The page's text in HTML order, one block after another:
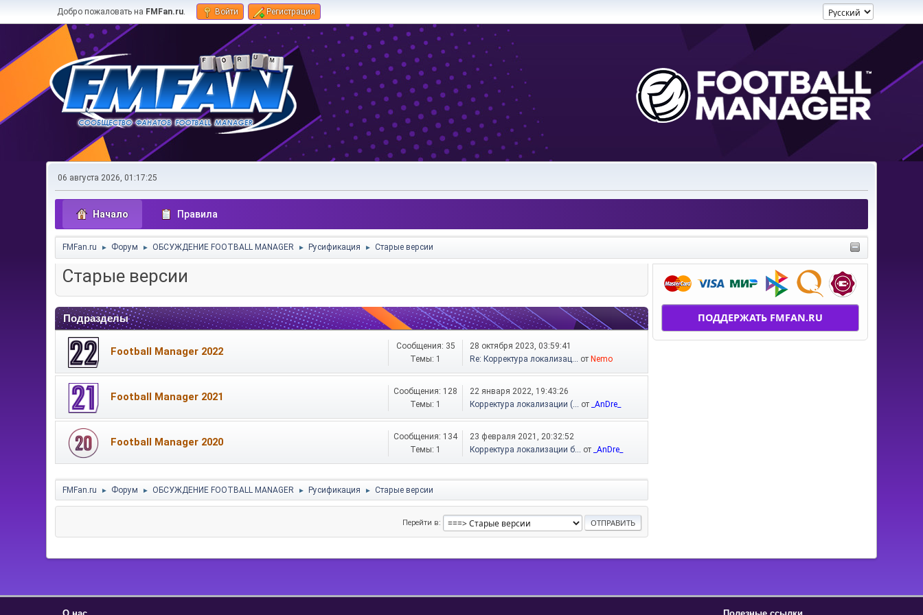
Добро пожаловать на FMFan.ru. Войти Регистрация
06 августа 2026, 01:17:25
Начало Правила
FMFan.ru ► Форум ► ОБСУЖДЕНИЕ FOOTBALL MANAGER ► Русификация ► Старые версии
ПОДДЕРЖАТЬ FMFAN.RU
Старые версии
Подразделы
Football Manager 2022
Сообщения: 35
Темы: 1
28 октября 2023, 03:59:41
Re: Корректура локализац...
отNemo
Football Manager 2021
Сообщения: 128
Темы: 1
22 января 2022, 19:43:26
Корректура локализации (...
от _AnDre_
Football Manager 2020
Сообщения: 134
Темы: 1
23 февраля 2021, 20:32:52
Корректура локализации б...
от _AnDre_
FMFan.ru ► Форум ► ОБСУЖДЕНИЕ FOOTBALL MANAGER ► Русификация ► Старые версии
Перейти в